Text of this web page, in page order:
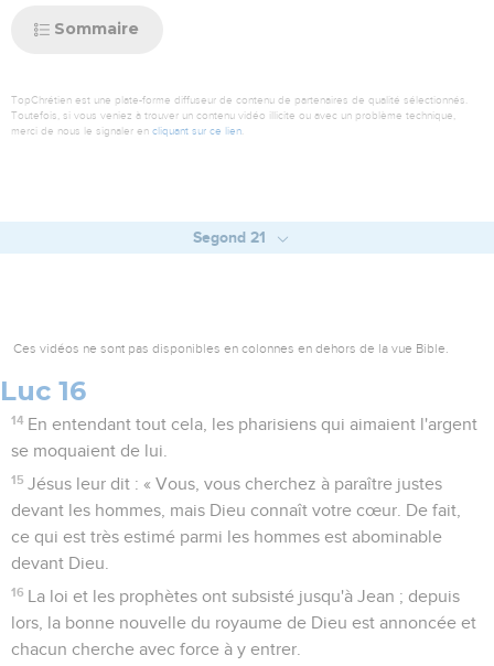
Sommaire
TopChrétien est une plate-forme diffuseur de contenu de partenaires de qualité sélectionnés.
Toutefois, si vous veniez à trouver un contenu vidéo illicite ou avec un problème technique,
merci de nous le signaler en cliquant sur ce lien
Segond 21
Ces vidéos ne sont pas disponibles en colonnes en dehors de la vue Bible.
Luc 16
14 En entendant tout cela, les pharisiens qui aimaient l'argent
se moquaient de lui.
15 Jésus leur dit : « Vous, vous cherchez à paraître justes
devant les hommes, mais Dieu connaît votre cœur. De fait,
ce qui est très estimé parmi les hommes est abominable
devant Dieu.
16 La loi et les prophètes ont subsisté jusqu'à Jean ; depuis
lors, la bonne nouvelle du royaume de Dieu est annoncée et
chacun cherche avec force à y entrer.